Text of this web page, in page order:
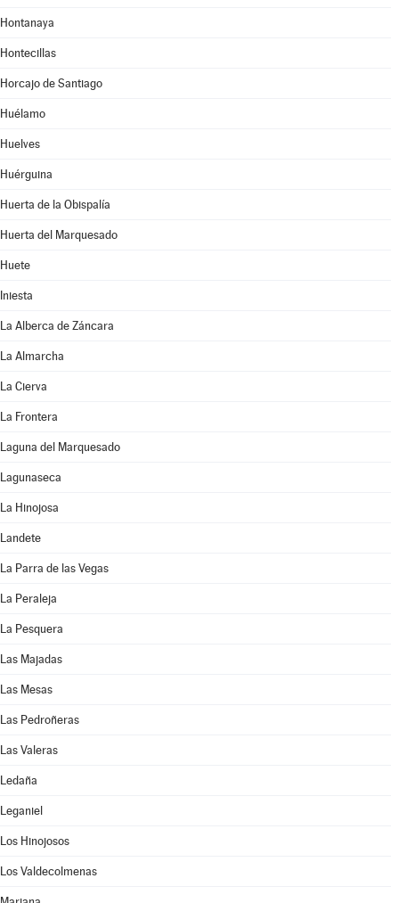
Hontanaya
Hontecillas
Horcajo de Santiago
Huélamo
Huelves
Huérguina
Huerta de la Obispalía
Huerta del Marquesado
Huete
Iniesta
La Alberca de Záncara
La Almarcha
La Cierva
La Frontera
Laguna del Marquesado
Lagunaseca
La Hinojosa
Landete
La Parra de las Vegas
La Peraleja
La Pesquera
Las Majadas
Las Mesas
Las Pedroñeras
Las Valeras
Ledaña
Leganiel
Los Hinojosos
Los Valdecolmenas